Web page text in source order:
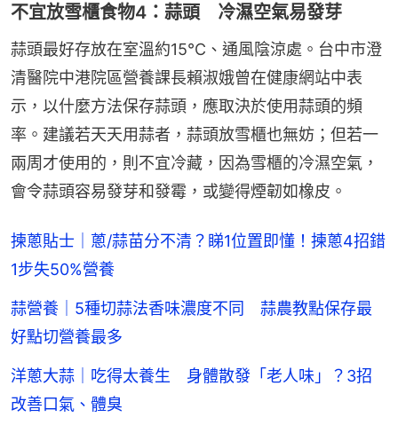
不宜放雪櫃食物4：蒜頭 冷濕空氣易發芽
蒜頭最好存放在室溫約15°C、通風陰涼處。台中市澄
清醫院中港院區營養課長賴淑娥曾在健康網站中表
示，以什麼方法保存蒜頭，應取決於使用蒜頭的頻
率。建議若天天用蒜者，蒜頭放雪櫃也無妨；但若一
兩周才使用的，則不宜冷藏，因為雪櫃的冷濕空氣，
會令蒜頭容易發芽和發霉，或變得煙韌如橡皮。
揀蔥貼士｜蔥/蒜苗分不清？睇1位置即懂！揀蔥4招錯
1步失50%營養
蒜營養｜5種切蒜法香味濃度不同 蒜農教點保存最
好點切營養最多
洋蔥大蒜｜吃得太養生 身體散發「老人味」？3招
改善口氣、體臭